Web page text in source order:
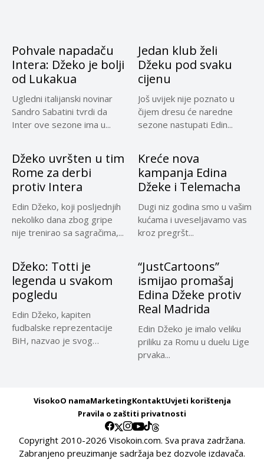
Pohvale napadaču
Intera: Džeko je bolji
od Lukakua
Ugledni italijanski novinar
Sandro Sabatini tvrdi da
Inter ove sezone ima u...
Jedan klub želi
Džeku pod svaku
cijenu
Još uvijek nije poznato u
čijem dresu će naredne
sezone nastupati Edin...
Džeko uvršten u tim
Rome za derbi
protiv Intera
Edin Džeko, koji posljednjih
nekoliko dana zbog gripe
nije trenirao sa sagračima,...
Kreće nova
kampanja Edina
Džeke i Telemacha
Dugi niz godina smo u vašim
kućama i uveseljavamo vas
kroz pregršt...
Džeko: Totti je
legenda u svakom
pogledu
Edin Džeko, kapiten
fudbalske reprezentacije
BiH, nazvao je svog
“JustCartoons”
ismijao promašaj
Edina Džeke protiv
Real Madrida
Edin Džeko je imalo veliku
priliku za Romu u duelu Lige
prvaka...
VisokoO namaMarketingKontaktUvjeti korištenja
Pravila o zaštiti privatnosti
Copyright 2010-2026 Visokoin.com. Sva prava zadržana.
Zabranjeno preuzimanje sadržaja bez dozvole izdavača.